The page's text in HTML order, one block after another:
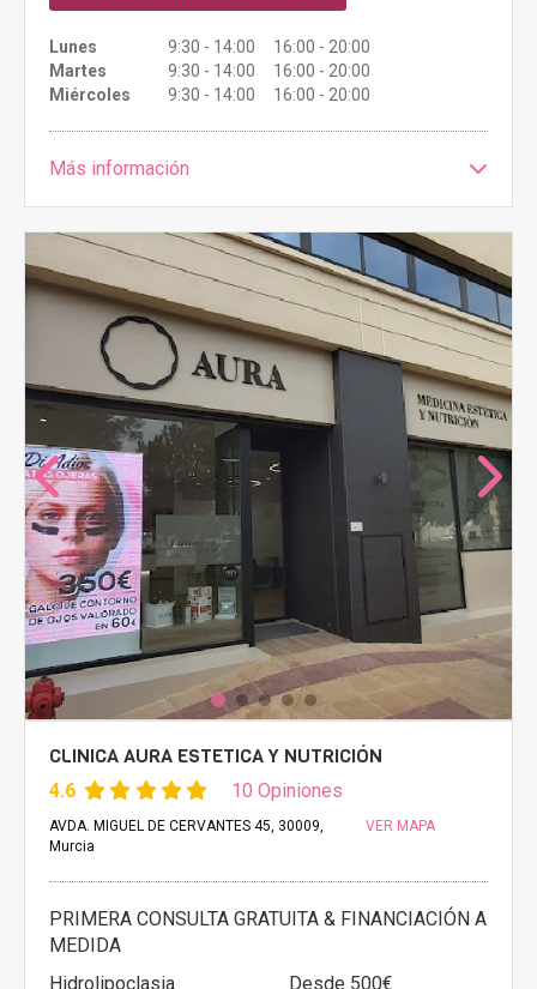
Lunes
9:30 - 14:00 16:00 - 20:00
Martes
9:30 - 14:00 16:00 - 20:00
Miércoles
9:30 - 14:00 16:00 - 20:00
Más información
CLINICA AURA ESTETICA Y NUTRICIÓN
4.6 10 Opiniones
AVDA. MIGUEL DE CERVANTES 45, 30009,
Murcia
VER MAPA
PRIMERA CONSULTA GRATUITA & FINANCIACIÓN A
MEDIDA
Hidrolipoclasia
Desde 500€